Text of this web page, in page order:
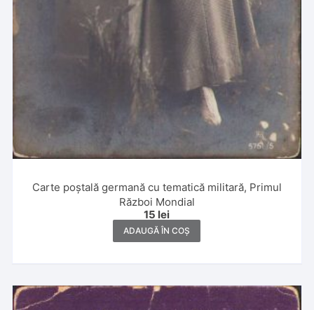
Carte poștală germană cu tematică militară, Primul
Război Mondial
15 lei
ADAUGĂ ÎN COȘ